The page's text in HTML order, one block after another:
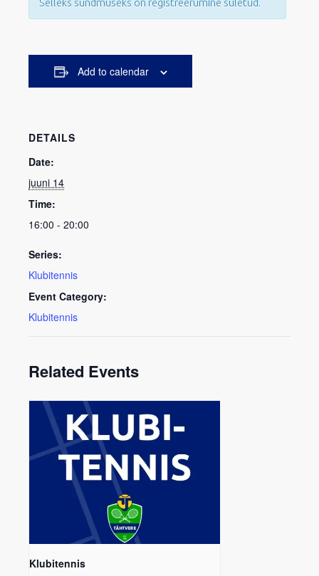
Selleks sündmuseks on registreerumine suletud.
Add to calendar
DETAILS
Date:
juuni 14
Time:
16:00 - 20:00
Series:
Klubitennis
Event Category:
Klubitennis
Related Events
Klubitennis